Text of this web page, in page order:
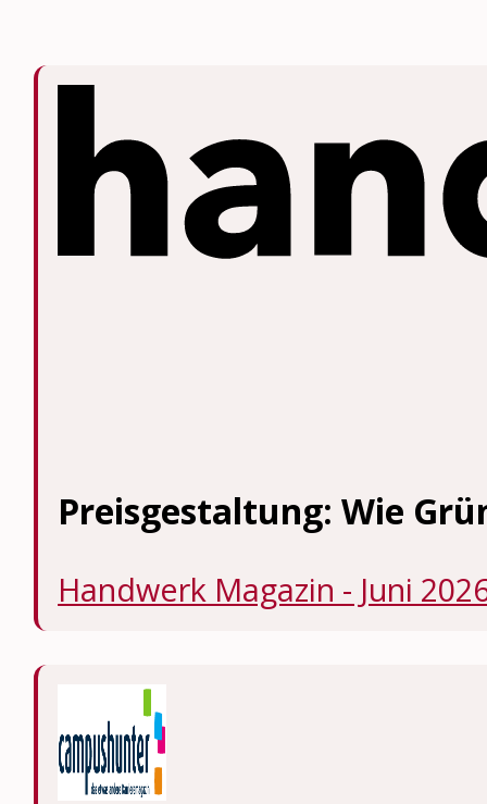
Preisgestaltung: Wie
Handwerk Magazin - Juni